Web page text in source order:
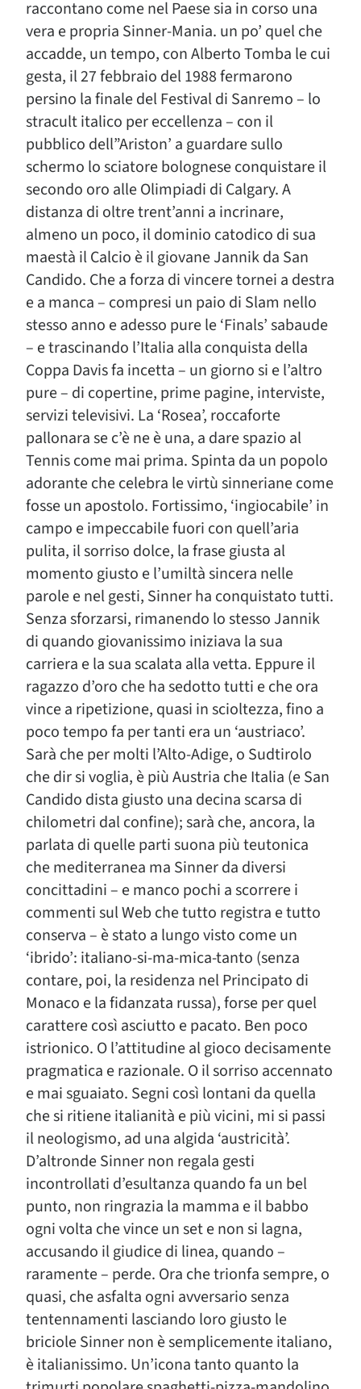
raccontano come nel Paese sia in corso una
vera e propria Sinner-Mania. un po’ quel che
accadde, un tempo, con Alberto Tomba le cui
gesta, il 27 febbraio del 1988 fermarono
persino la finale del Festival di Sanremo – lo
stracult italico per eccellenza – con il
pubblico dell”Ariston’ a guardare sullo
schermo lo sciatore bolognese conquistare il
secondo oro alle Olimpiadi di Calgary. A
distanza di oltre trent’anni a incrinare,
almeno un poco, il dominio catodico di sua
maestà il Calcio è il giovane Jannik da San
Candido. Che a forza di vincere tornei a destra
e a manca – compresi un paio di Slam nello
stesso anno e adesso pure le ‘Finals’ sabaude
– e trascinando l’Italia alla conquista della
Coppa Davis fa incetta – un giorno si e l’altro
pure – di copertine, prime pagine, interviste,
servizi televisivi. La ‘Rosea’, roccaforte
pallonara se c’è ne è una, a dare spazio al
Tennis come mai prima. Spinta da un popolo
adorante che celebra le virtù sinneriane come
fosse un apostolo. Fortissimo, ‘ingiocabile’ in
campo e impeccabile fuori con quell’aria
pulita, il sorriso dolce, la frase giusta al
momento giusto e l’umiltà sincera nelle
parole e nel gesti, Sinner ha conquistato tutti.
Senza sforzarsi, rimanendo lo stesso Jannik
di quando giovanissimo iniziava la sua
carriera e la sua scalata alla vetta. Eppure il
ragazzo d’oro che ha sedotto tutti e che ora
vince a ripetizione, quasi in scioltezza, fino a
poco tempo fa per tanti era un ‘austriaco’.
Sarà che per molti l’Alto-Adige, o Sudtirolo
che dir si voglia, è più Austria che Italia (e San
Candido dista giusto una decina scarsa di
chilometri dal confine); sarà che, ancora, la
parlata di quelle parti suona più teutonica
che mediterranea ma Sinner da diversi
concittadini – e manco pochi a scorrere i
commenti sul Web che tutto registra e tutto
conserva – è stato a lungo visto come un
‘ibrido’: italiano-si-ma-mica-tanto (senza
contare, poi, la residenza nel Principato di
Monaco e la fidanzata russa), forse per quel
carattere così asciutto e pacato. Ben poco
istrionico. O l’attitudine al gioco decisamente
pragmatica e razionale. O il sorriso accennato
e mai sguaiato. Segni così lontani da quella
che si ritiene italianità e più vicini, mi si passi
il neologismo, ad una algida ‘austricità’.
D’altronde Sinner non regala gesti
incontrollati d’esultanza quando fa un bel
punto, non ringrazia la mamma e il babbo
ogni volta che vince un set e non si lagna,
accusando il giudice di linea, quando –
raramente – perde. Ora che trionfa sempre, o
quasi, che asfalta ogni avversario senza
tentennamenti lasciando loro giusto le
briciole Sinner non è semplicemente italiano,
è italianissimo. Un’icona tanto quanto la